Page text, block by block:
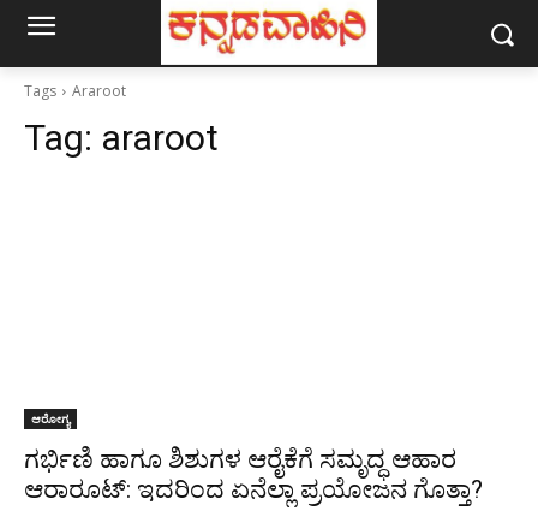
Tags Araroot
Tag: araroot
ಆರೋಗ್ಯ
ಗರ್ಭಿಣಿ ಹಾಗೂ ಶಿಶುಗಳ ಆರೈಕೆಗೆ ಸಮೃದ್ಧ ಆಹಾರ
ಆರಾರೂಟ್: ಇದರಿಂದ ಏನೆಲ್ಲಾ ಪ್ರಯೋಜನ ಗೊತ್ತಾ?